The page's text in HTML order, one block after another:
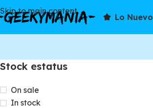
Skip to main content
Lo Nuevo
Stock estatus
On sale
In stock